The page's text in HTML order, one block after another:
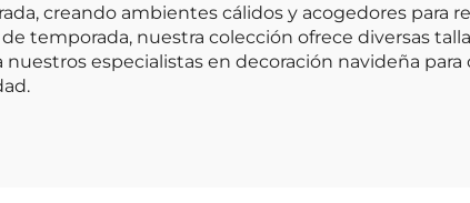
creando ambientes cálidos y acogedores para
temporada, nuestra colección ofrece diversas
especialistas en decoración navideña